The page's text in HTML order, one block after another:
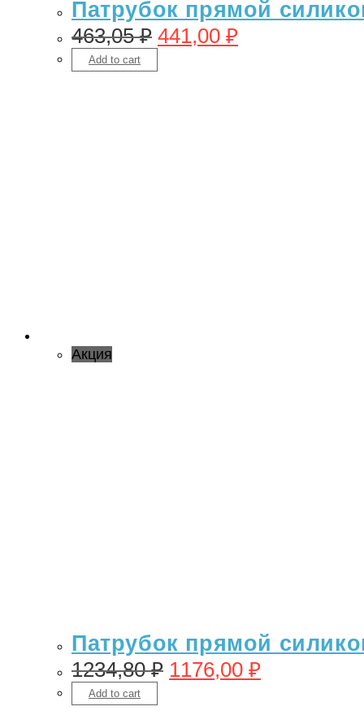
Патрубок прямой
463,05₽ 441,00 ₽
Add to cart
Акция
Патрубок прямой
1234,80₽ 1176,00 ₽
Add to cart